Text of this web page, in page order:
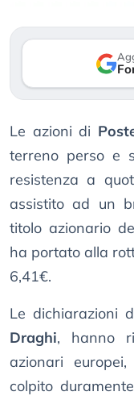
Le azioni di
terreno perso e
resistenza a
assistito ad un
titolo azionario
ha portato alla
6,41€.
Le dichiarazioni
Draghi, hanno
azionari
colpito